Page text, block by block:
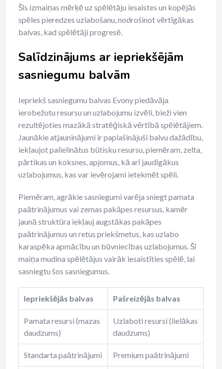
Šīs izmaiņas mērķē uz spēlētāju iesaistes un kopējās
spēles pieredzes uzlabošanu, nodrošinot vērtīgākas
balvas, kad spēlētāji progresē.
Salīdzinājums ar iepriekšējām
sasniegumu balvām
Iepriekš sasniegumu balvas Evony piedāvāja
ierobežotu resursu un uzlabojumu izvēli, bieži vien
rezultējoties mazākā stratēģiskā vērtībā spēlētājiem.
Jaunākie atjauninājumi ir paplašinājuši balvu dažādību,
iekļaujot palielinātus būtisku resursu, piemēram, zelta,
pārtikas un koksnes, apjomus, kā arī jaudīgākus
uzlabojumus, kas var ievērojami ietekmēt spēli.
Piemēram, agrākie sasniegumi varēja sniegt pamata
paātrinājumus vai zemas pakāpes resursus, kamēr
jaunā struktūra iekļauj augstākas pakāpes
paātrinājumus un retus priekšmetus, kas uzlabo
karaspēka apmācību un būvniecības uzlabojumus. Šī
maiņa mudina spēlētājus vairāk iesaistīties spēlē, lai
sasniegtu šos sasniegumus.
Iepriekšējās balvas Pašreizējās balvas
Pamata resursi (mazas
daudzums)
Uzlaboti resursi (lielākas
daudzums)
Standarta paātrinājumi Premium paātrinājumi